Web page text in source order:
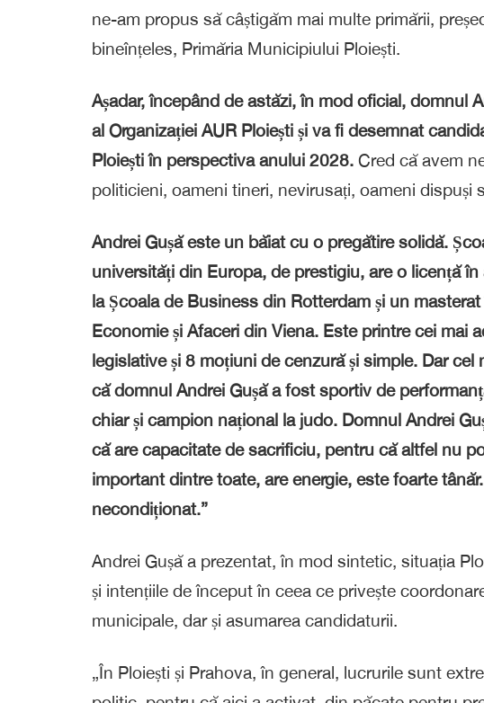
ne-am propus să câștigăm mai multe primării,
bineînțeles, Primăria Municipiului Ploiești.
Așadar, începând de astăzi, în mod oficial, domnul
al Organizației AUR Ploiești și va fi desemnat
Ploiești în perspectiva anului 2028. Cred că avem
politicieni, oameni tineri, nevirusați, oameni dispuși
Andrei Gușă este un băiat cu o pregătire solidă.
universități din Europa, de prestigiu, are o licență
la Școala de Business din Rotterdam și un
Economie și Afaceri din Viena. Este printre cei mai
legislative și 8 moțiuni de cenzură și simple. Dar
că domnul Andrei Gușă a fost sportiv de
chiar și campion național la judo. Domnul Andrei
că are capacitate de sacrificiu, pentru că altfel nu
important dintre toate, are energie, este foarte
necondiționat.”
Andrei Gușă a prezentat, în mod sintetic, situația
și intențiile de început în ceea ce privește
municipale, dar și asumarea candidaturii.
„În Ploiești și Prahova, în general, lucrurile sunt